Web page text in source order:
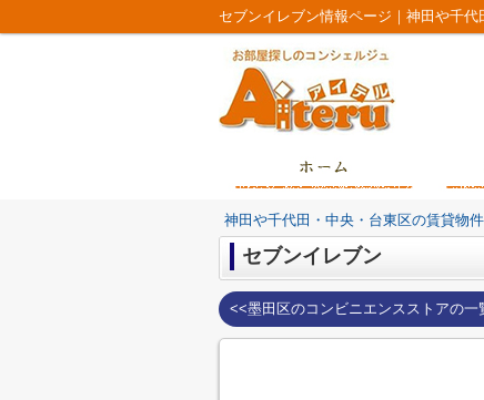
セブンイレブン情報ページ｜神田や千
神田や千代田・中央・台東区の賃貸物
セブンイレブン
<<墨田区のコンビニエンスストアの一